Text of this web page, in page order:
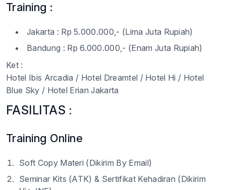
Training :
Jakarta : Rp 5.000.000,- (Lima Juta Rupiah)
Bandung : Rp 6.000.000,- (Enam Juta Rupiah)
Ket :
Hotel Ibis Arcadia / Hotel Dreamtel / Hotel Hi / Hotel
Blue Sky / Hotel Erian Jakarta
FASILITAS :
Training Online
Soft Copy Materi (Dikirim By Email)
Seminar Kits (ATK) & Sertifikat Kehadiran (Dikirim